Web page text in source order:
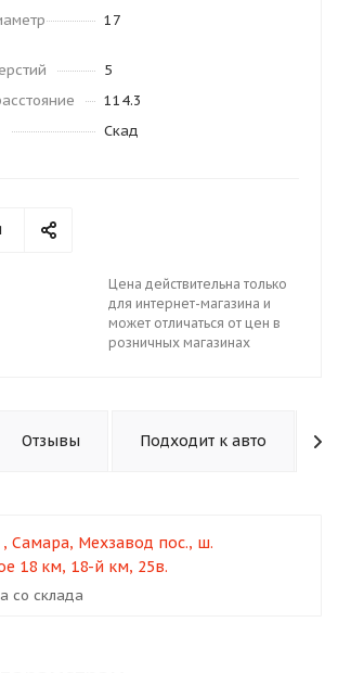
17
5
114.3
Скад
Цена действительна только
для интернет-магазина и
может отличаться от цен в
розничных магазинах
Отзывы Подходит к авто
Самара, Мехзавод пос., ш.
18 км, 18-й км, 25в.
со склада